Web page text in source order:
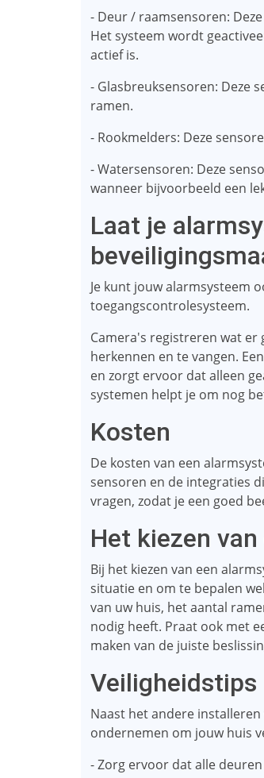
- Deur / raamsensoren:
Het systeem wordt
actief is.
- Glasbreuksensoren: Deze
ramen.
- Rookmelders: Deze
- Watersensoren: Deze
wanneer bijvoorbeeld een
Laat je
Je kunt jouw alarmsysteem
toegangscontrolesysteem.
Camera's registreren wat
herkennen en te vangen.
en zorgt ervoor dat alleen
systemen helpt je om nog
Kosten
De kosten van een
sensoren en de integraties
vragen, zodat je een goed
Het kiezen
Bij het kiezen van een
situatie en om te bepalen
van uw huis, het aantal
nodig heeft. Praat ook met
maken van de juiste
Veiligheidstips
Naast het andere
ondernemen om jouw huis
- Zorg ervoor dat alle